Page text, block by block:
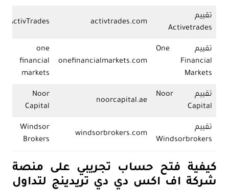
تقييم
Activetrades
activtrades.com
ActivTrades
تقييم One
Financial
Markets
onefinancialmarkets.com
one
financial
markets
تقييم Noor
Capital
noorcapital.ae
Noor
Capital
تقييم
Windsorbrokers
windsorbrokers.com
Windsor
Brokers
كيفية فتح حساب تجريبي على منصة
شركة اف اكس دي دي تريدينج لتداول